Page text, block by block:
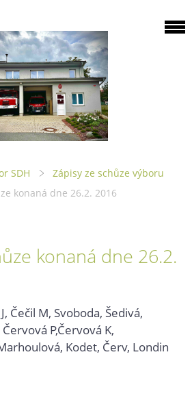
SDH
Zápisy ze schůze výboru
konaná dne 26.2. 2016
konaná dne 26.2.
Čečil M, Svoboda, Šedivá,
P,Červová K,
Kodet, Červ, Londin